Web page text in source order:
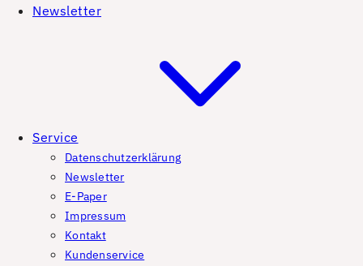
Newsletter
Service
Datenschutzerklärung
Newsletter
E-Paper
Impressum
Kontakt
Kundenservice